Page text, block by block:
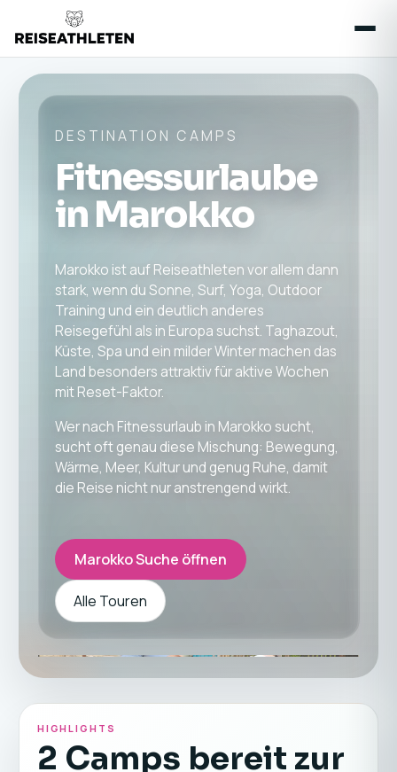
DESTINATION CAMPS
Fitnessurlaube
in Marokko
Marokko ist auf Reiseathleten vor allem dann
stark, wenn du Sonne, Surf, Yoga, Outdoor
Training und ein deutlich anderes
Reisegefühl als in Europa suchst. Taghazout,
Küste, Spa und ein milder Winter machen das
Land besonders attraktiv für aktive Wochen
mit Reset-Faktor.
Wer nach Fitnessurlaub in Marokko sucht,
sucht oft genau diese Mischung: Bewegung,
Wärme, Meer, Kultur und genug Ruhe, damit
die Reise nicht nur anstrengend wirkt.
Marokko Suche öffnen
Alle Touren
HIGHLIGHTS
2 Camps bereit zur